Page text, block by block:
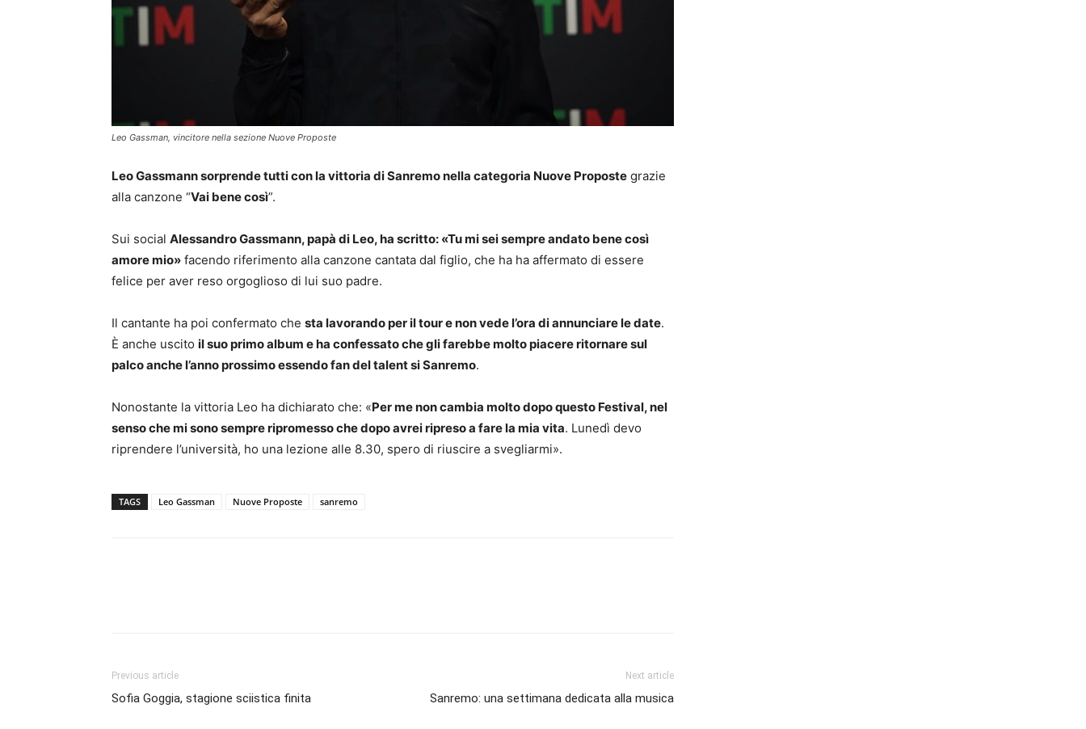
Leo Gassman, vincitore nella sezione Nuove Proposte
Leo Gassmann sorprende tutti con la vittoria di Sanremo nella categoria Nuove Proposte grazie
alla canzone “Vai bene così”.
Sui social Alessandro Gassmann, papà di Leo, ha scritto: «Tu mi sei sempre andato bene così
amore mio» facendo riferimento alla canzone cantata dal figlio, che ha ha affermato di essere
felice per aver reso orgoglioso di lui suo padre.
Il cantante ha poi confermato che sta lavorando per il tour e non vede l’ora di annunciare le date.
È anche uscito il suo primo album e ha confessato che gli farebbe molto piacere ritornare sul
palco anche l’anno prossimo essendo fan del talent si Sanremo.
Nonostante la vittoria Leo ha dichiarato che: «Per me non cambia molto dopo questo Festival, nel
senso che mi sono sempre ripromesso che dopo avrei ripreso a fare la mia vita. Lunedì devo
riprendere l’università, ho una lezione alle 8.30, spero di riuscire a svegliarmi».
TAGS Leo Gassman Nuove Proposte sanremo
Previous article
Sofia Goggia, stagione sciistica finita
Next article
Sanremo: una settimana dedicata alla musica